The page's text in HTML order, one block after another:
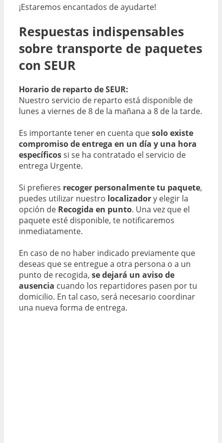
¡Estaremos encantados de ayudarte!
Respuestas indispensables
sobre transporte de paquetes
con SEUR
Horario de reparto de SEUR:
Nuestro servicio de reparto está disponible de
lunes a viernes de 8 de la mañana a 8 de la tarde.
Es importante tener en cuenta quesolo existe
compromiso de entrega en un día y una hora
específicossi se ha contratado el servicio de
entrega Urgente.
Si prefieres recoger personalmente tu paquete,
puedes utilizar nuestro localizadory elegir la
opción de Recogida en punto. Una vez que el
paquete esté disponible, te notificaremos
inmediatamente.
En caso de no haber indicado previamente que
deseas que se entregue a otra persona o a un
punto de recogida, se dejará un aviso de
ausencia cuando los repartidores pasen por tu
domicilio. En tal caso, será necesario coordinar
una nueva forma de entrega.